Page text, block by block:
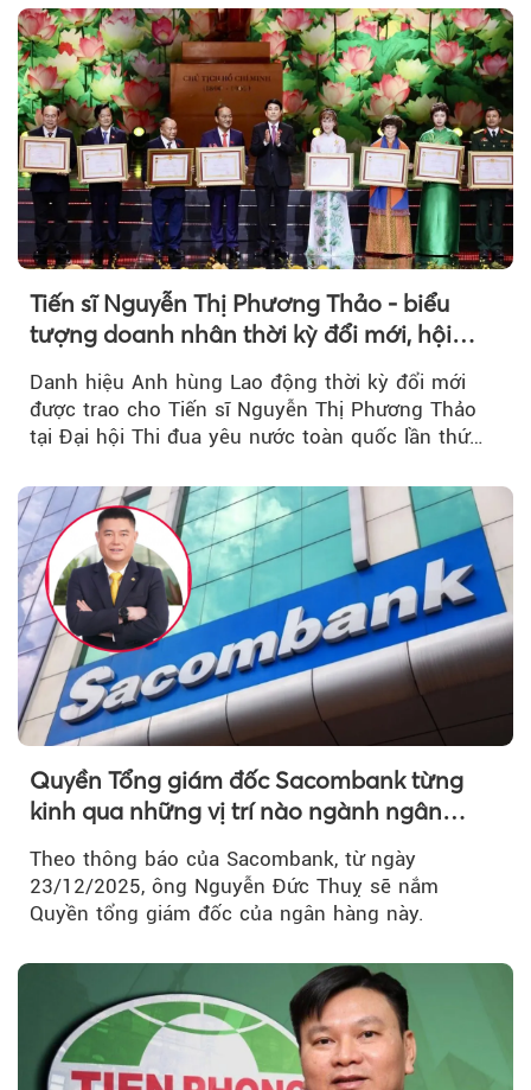
Tiến sĩ Nguyễn Thị Phương Thảo - biểu
tượng doanh nhân thời kỳ đổi mới, hội
Danh hiệu Anh hùng Lao động thời kỳ đổi mới
được trao cho Tiến sĩ Nguyễn Thị Phương Thảo
tại Đại hội Thi đua yêu nước toàn quốc lần thứ
Quyền Tổng giám đốc Sacombank từng
kinh qua những vị trí nào ngành ngân
Theo thông báo của Sacombank, từ ngày
23/12/2025, ông Nguyễn Đức Thuỵ sẽ nắm
Quyền tổng giám đốc của ngân hàng này.